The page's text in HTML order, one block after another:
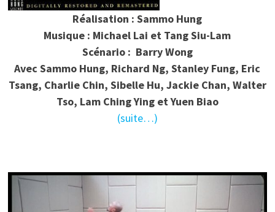
Réalisation : Sammo Hung
Musique : Michael Lai et Tang Siu-Lam
Scénario : Barry Wong
Avec Sammo Hung, Richard Ng, Stanley Fung, Eric
Tsang, Charlie Chin, Sibelle Hu, Jackie Chan, Walter
Tso, Lam Ching Ying et Yuen Biao
(suite…)